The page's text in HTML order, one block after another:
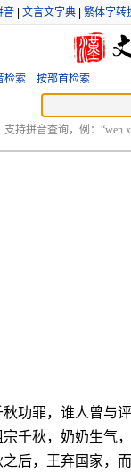
音 文言文字典 繁体字转
检索 按部首检索
支持拼音查询，例：“wen
功罪，谁人曾与
千秋，奶奶生气
后，王弃国家，